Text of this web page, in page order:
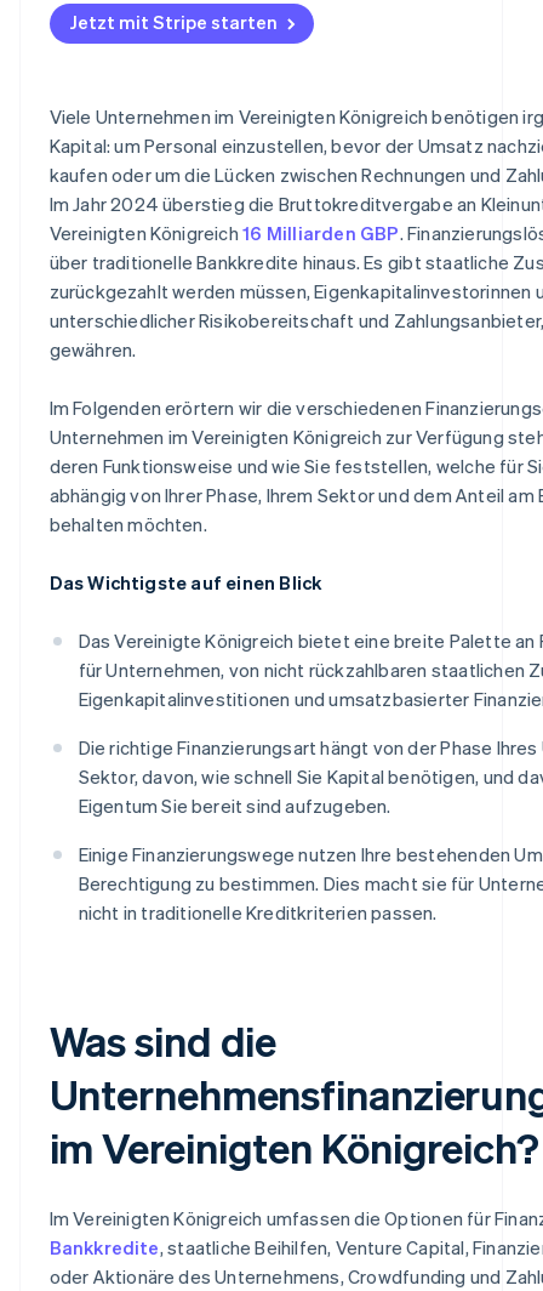
Jetzt mit Stripe starten
Viele Unternehmen im Vereinigten Königreich benötigen
Kapital: um Personal einzustellen, bevor der Umsatz
kaufen oder um die Lücken zwischen Rechnungen und
Im Jahr 2024 überstieg die Bruttokreditvergabe an
Vereinigten Königreich16 Milliarden GBP.
über traditionelle Bankkredite hinaus. Es gibt staatliche
zurückgezahlt werden müssen, Eigenkapitalinvestorinnen
unterschiedlicher Risikobereitschaft und
gewähren.
Im Folgenden erörtern wir die verschiedenen
Unternehmen im Vereinigten Königreich zur Verfügung
deren Funktionsweise und wie Sie feststellen, welche für
abhängig von Ihrer Phase, Ihrem Sektor und dem Anteil am
behalten möchten.
Das Wichtigste auf einen Blick
Das Vereinigte Königreich bietet eine breite Palette an
für Unternehmen, von nicht rückzahlbaren staatlichen
Eigenkapitalinvestitionen und umsatzbasierter
Die richtige Finanzierungsart hängt von der Phase
Sektor, davon, wie schnell Sie Kapital benötigen, und
Eigentum Sie bereit sind aufzugeben.
Einige Finanzierungswege nutzen Ihre bestehenden
Berechtigung zu bestimmen. Dies macht sie für
nicht in traditionelle Kreditkriterien passen.
Was sind die
im Vereinigten Königreich?
Im Vereinigten Königreich umfassen die Optionen für
Bankkredite, staatliche Beihilfen, Venture Capital,
oder Aktionäre des Unternehmens, Crowdfunding und